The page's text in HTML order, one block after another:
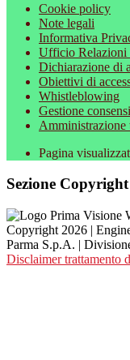
Cookie policy
Note legali
Informativa
Ufficio Relazioni
Dichiarazione di
Obiettivi di
Whistleblowing
Gestione
Amministrazione
Pagina
Sezione Copyright
Copyright 2026 |
Parma S.p.A. |
Disclaimer trattamento